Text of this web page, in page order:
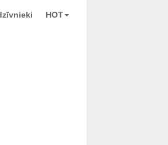
HOT